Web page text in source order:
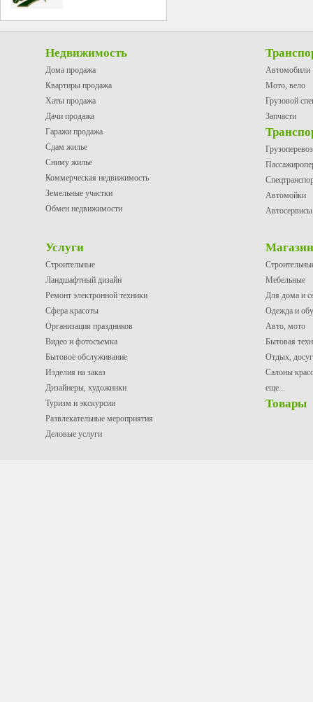
Недвижимость
Дома продажа
Квартиры продажа
Хаты продажа
Дачи продажа
Гаражи продажа
Сдам жилье
Сниму жилье
Коммерческая недвижимость
Земельные участки
Обмен недвижимости
Автомобили
Мото, вело
Грузовой
Запчасти
Автомойки
Автосервисы
Услуги
Строительные
Ландшафтный дизайн
Ремонт электронной техники
Сфера красоты
Организация праздников
Видео и фотосъемка
Бытовое обслуживание
Изделия на заказ
Дизайнеры, художники
Туризм и экскурсии
Развлекательные мероприятия
Деловые услуги
Мебельные
Для дома и
Одежда и
Авто, мото
Бытовая
Отдых, досуг
Салоны
еще...
Товары